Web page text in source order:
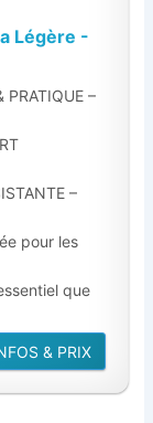
Légère -
PRATIQUE –
–
pour les
que
& PRIX